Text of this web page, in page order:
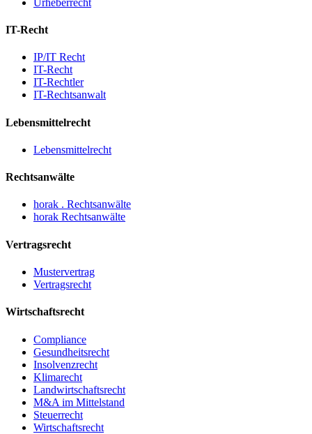
IT-Recht
IP/IT Recht
IT-Recht
IT-Rechtler
IT-Rechtsanwalt
Lebensmittelrecht
Lebensmittelrecht
Rechtsanwälte
horak . Rechtsanwälte
horak Rechtsanwälte
Vertragsrecht
Mustervertrag
Vertragsrecht
Wirtschaftsrecht
Compliance
Gesundheitsrecht
Insolvenzrecht
Klimarecht
Landwirtschaftsrecht
M&A im Mittelstand
Steuerrecht
Wirtschaftsrecht